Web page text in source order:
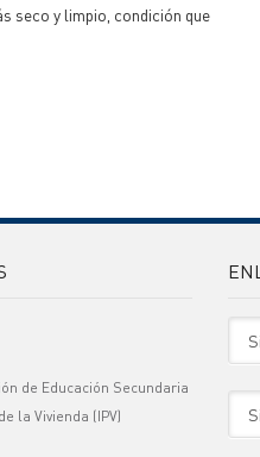
seco y limpio, condición que
de Educación Secundaria
la Vivienda (IPV)